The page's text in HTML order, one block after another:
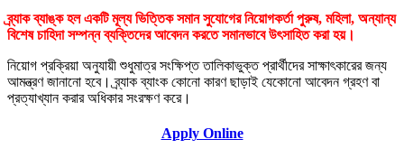
ব্র্যাক ব্যাঙ্ক হল একটি মূল্য ভিত্তিক সমান সুযোগের নিয়োগকর্তা পুরুষ, মহিলা, অন্যান্য
বিশেষ চাহিদা সম্পন্ন ব্যক্তিদের আবেদন করতে সমানভাবে উৎসাহিত করা হয়।
নিয়োগ প্রক্রিয়া অনুযায়ী শুধুমাত্র সংক্ষিপ্ত তালিকাভুক্ত প্রার্থীদের সাক্ষাৎকারের জন্য
আমন্ত্রণ জানানো হবে।ব্র্যাক ব্যাংক কোনো কারণ ছাড়াই যেকোনো আবেদন গ্রহণ বা
প্রত্যাখ্যান করার অধিকার সংরক্ষণ করে।
Apply Online